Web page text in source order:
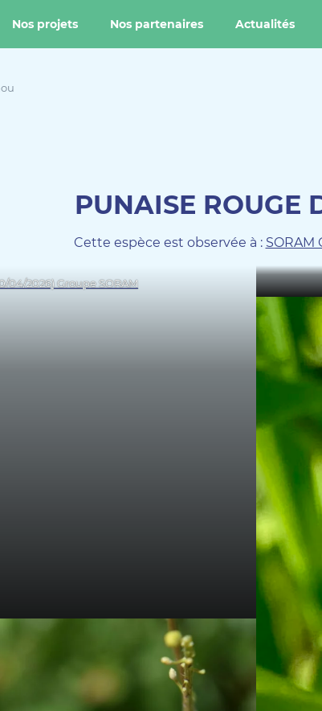
Nos projets Nos partenaires Actualités
PUNAISE ROUGE
Cette espèce est observée à : SORAM
04/2026) Groupe SORAM